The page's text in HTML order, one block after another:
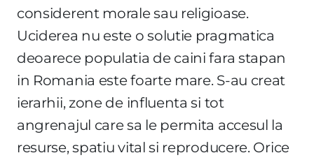
considerent morale sau religioase.
Uciderea nu este o solutie pragmatica
deoarece populatia de caini fara stapan
in Romania este foarte mare. S-au creat
ierarhii, zone de influenta si tot
angrenajul care sa le permita accesul la
resurse, spatiu vital si reproducere. Orice